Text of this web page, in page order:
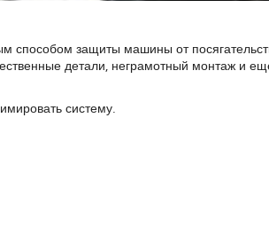
способом защиты машины от
детали, неграмотный монтаж и
систему.